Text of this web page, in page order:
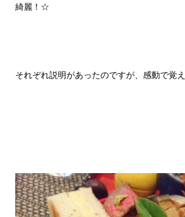
綺麗！☆
それぞれ説明があったのですが、感動で覚